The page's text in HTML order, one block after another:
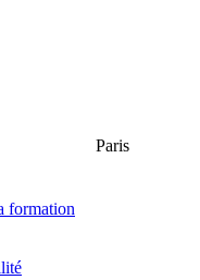
Paris
formation